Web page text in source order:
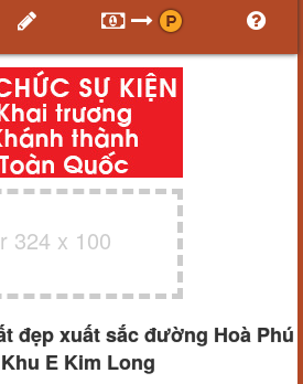
324 x 100
đẹp xuất sắc đường Hoà Phú
E Kim Long